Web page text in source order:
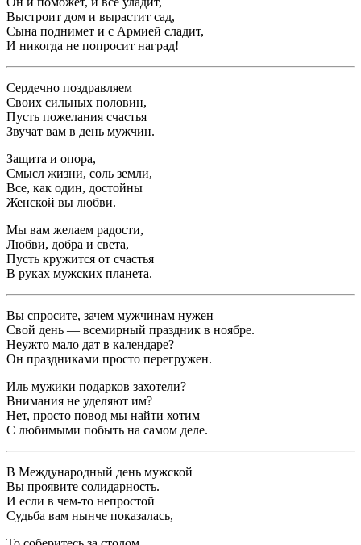
Выстроит дом и вырастит сад,
Сына поднимет и с Армией сладит,
И никогда не попросит наград!
Сердечно поздравляем
Своих сильных половин,
Пусть пожелания счастья
Звучат вам в день мужчин.
Защита и опора,
Смысл жизни, соль земли,
Все, как один, достойны
Женской вы любви.
Мы вам желаем радости,
Любви, добра и света,
Пусть кружится от счастья
В руках мужских планета.
Вы спросите, зачем мужчинам нужен
Свой день — всемирный праздник в ноябре.
Неужто мало дат в календаре?
Он праздниками просто перегружен.
Иль мужики подарков захотели?
Внимания не уделяют им?
Нет, просто повод мы найти хотим
С любимыми побыть на самом деле.
В Международный день мужской
Вы проявите солидарность.
И если в чем-то непростой
Судьба вам нынче показалась,